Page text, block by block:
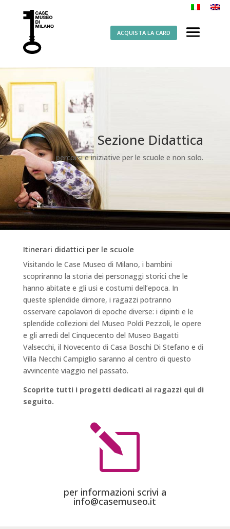
ACQUISTA LA CARD
Sezione Didattica
percorsi e iniziative per le scuole e non solo.
Itinerari didattici per le scuole
Visitando le Case Museo di Milano, i bambini
scopriranno la storia dei personaggi storici che le
hanno abitate e gli usi e costumi dell’epoca. In
queste splendide dimore, i ragazzi potranno
osservare capolavori di epoche diverse: i dipinti e le
splendide collezioni del Museo Poldi Pezzoli, le opere
e gli arredi del Cinquecento del Museo Bagatti
Valsecchi, il Novecento di Casa Boschi Di Stefano e di
Villa Necchi Campiglio saranno al centro di questo
avvincente viaggio nel passato.
Scoprite tutti i progetti dedicati ai ragazzi qui di
seguito.
l
per informazioni scrivi a
info@casemuseo.it